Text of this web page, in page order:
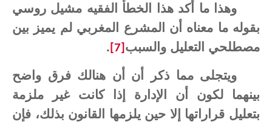
وهذا ما أكد هذا الخطأ الفقيه مشيل روسي
بقوله ما معناه أن المشرع المغربي لم يميز بين
مصطلحي التعليل والسبب[7]
.
ويتجلى مما ذكر أن أن هنالك فرق واضح
بينهما لكون أن الإدارة إذا كانت غير ملزمة
بتعليل قراراتها إلا حين يلزمها القانون بذلك، فإن